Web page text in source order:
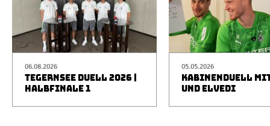
06.08.2026
TEGERNSEE DUELL 2026 |
HALBFINALE 1
05.05.2026
KABINENDUELL
UND ELVEDI